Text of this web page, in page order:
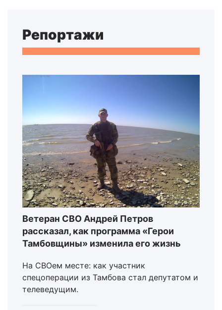
Репортажи
Ветеран СВО Андрей Петров
рассказал, как программа «Герои
Тамбовщины» изменила его жизнь
На СВОем месте: как участник
спецоперации из Тамбова стал депутатом и
телеведущим.